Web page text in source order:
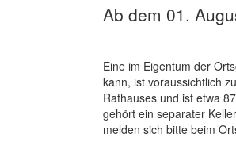
Ab dem 01.
Eine im Eigentum der
kann, ist voraussichtlich
Rathauses und ist etwa
gehört ein separater
melden sich bitte beim